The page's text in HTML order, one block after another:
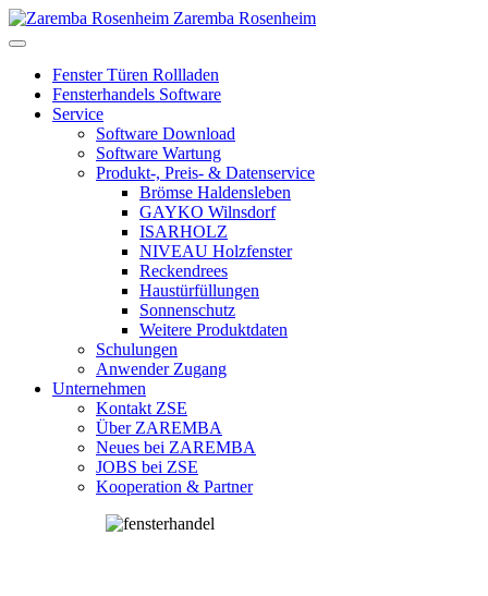
Zaremba Rosenheim
Fenster Türen Rollladen
Fensterhandels Software
Service
Software Download
Software Wartung
Produkt-, Preis- & Datenservice
Brömse Haldensleben
GAYKO Wilnsdorf
ISARHOLZ
NIVEAU Holzfenster
Reckendrees
Haustürfüllungen
Sonnenschutz
Weitere Produktdaten
Schulungen
Anwender Zugang
Unternehmen
Kontakt ZSE
Über ZAREMBA
Neues bei ZAREMBA
JOBS bei ZSE
Kooperation & Partner